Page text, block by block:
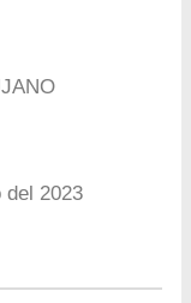
del 2023